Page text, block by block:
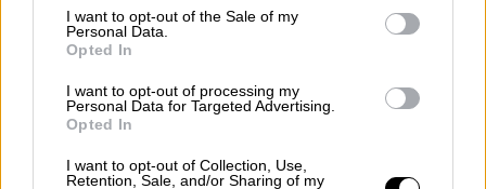
consent section.
I want to opt-out of the Sale of my
Personal Data.
Opted In
I want to opt-out of processing my
Personal Data for Targeted Advertising.
Opted In
I want to opt-out of Collection, Use,
Retention, Sale, and/or Sharing of my
στις ακτοπλοϊκές γραμμές. Υπάρχει μία
αύξηση που φαίνεται να είναι κοντά στο 20%.
Είναι 3 με 4 παράγοντες που διαμορφώνουν
τα κόστη των ακτοπλοϊκών γραμμών, όπως
τα κόστη των καυσίμων, οι αυξήσεις στα
εργασιακά, τα κόστη στα ασφάλιστα των